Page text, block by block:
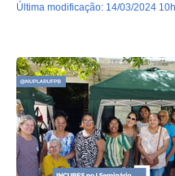
última modificação: 14/03/2024